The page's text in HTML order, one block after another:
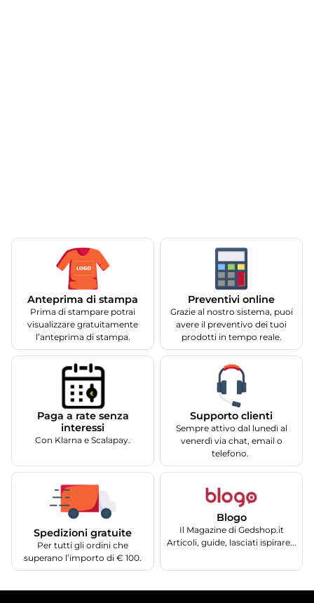
Anteprima di stampa
Prima di stampare potrai
visualizzare gratuitamente
l’anteprima di stampa.
Preventivi online
Grazie al nostro sistema, puoi
avere il preventivo dei tuoi
prodotti in tempo reale.
Paga a rate senza
interessi
Con Klarna e Scalapay.
Supporto clienti
Sempre attivo dal lunedì al
venerdì via chat, email o
telefono.
Spedizioni gratuite
Per tutti gli ordini che
superano l’importo di € 100.
Blogo
Il Magazine di Gedshop.it
Articoli, guide, lasciati ispirare...